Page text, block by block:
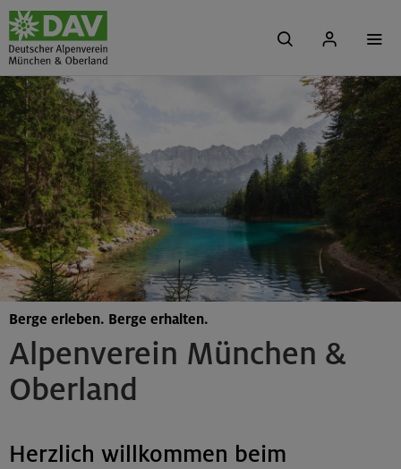
Alpenverein München &
Oberland
Berge erleben. Berge erhalten.
Herzlich willkommen beim